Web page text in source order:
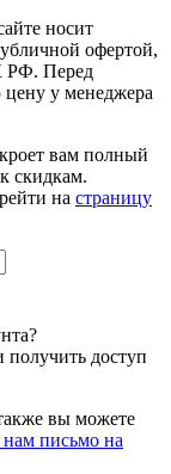
носит
офертой,
РФ. Перед
цену у менеджера
вам полный
скидкам.
на страницу
получить доступ
вы можете
нам письмо на